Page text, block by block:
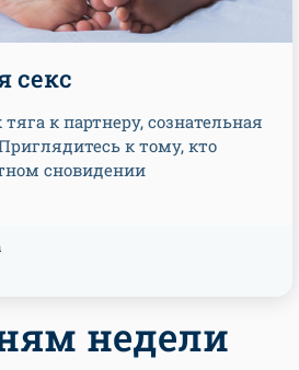
секс
к партнеру, сознательная
к тому, кто
сновидении
недели